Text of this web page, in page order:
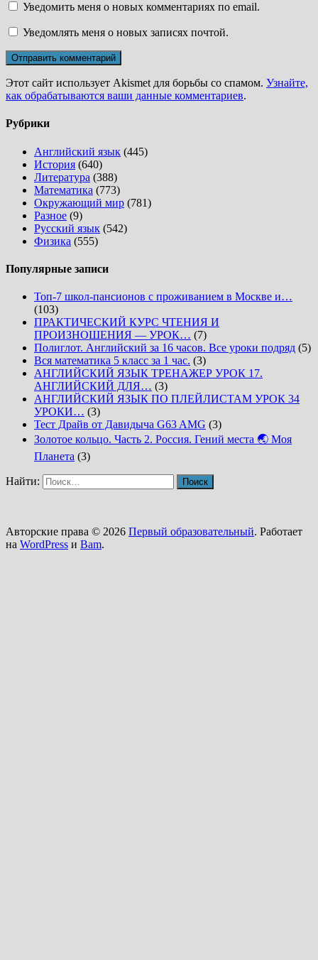
Уведомить меня о новых комментариях по email.
Уведомлять меня о новых записях почтой.
Этот сайт использует Akismet для борьбы со спамом. Узнайте,
как обрабатываются ваши данные комментариев.
Рубрики
Английский язык (445)
История (640)
Литература (388)
Математика (773)
Окружающий мир (781)
Разное (9)
Русский язык (542)
Физика (555)
Популярные записи
Топ-7 школ-пансионов с проживанием в Москве и…
(103)
ПРАКТИЧЕСКИЙ КУРС ЧТЕНИЯ И
ПРОИЗНОШЕНИЯ — УРОК… (7)
Полиглот. Английский за 16 часов. Все уроки подряд (5)
Вся математика 5 класс за 1 час. (3)
АНГЛИЙСКИЙ ЯЗЫК ТРЕНАЖЕР УРОК 17.
АНГЛИЙСКИЙ ДЛЯ… (3)
АНГЛИЙСКИЙ ЯЗЫК ПО ПЛЕЙЛИСТАМ УРОК 34
УРОКИ… (3)
Тест Драйв от Давидыча G63 AMG (3)
Золотое кольцо. Часть 2. Россия. Гений места 🌏 Моя
Планета (3)
Найти:
Авторские права © 2026 Первый образовательный. Работает
на WordPress и Bam.